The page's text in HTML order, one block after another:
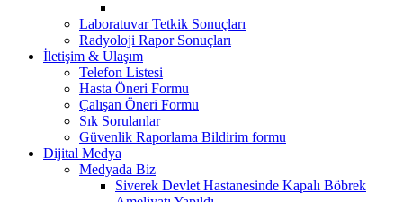
Laboratuvar Tetkik Sonuçları
Radyoloji Rapor Sonuçları
İletişim & Ulaşım
Telefon Listesi
Hasta Öneri Formu
Çalışan Öneri Formu
Sık Sorulanlar
Güvenlik Raporlama Bildirim formu
Dijital Medya
Medyada Biz
Siverek Devlet Hastanesinde Kapalı Böbrek